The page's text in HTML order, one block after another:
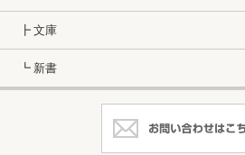
┣ 文庫
┗ 新書